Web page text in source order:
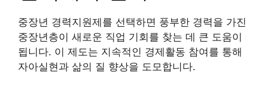
중장년 경력지원제를 선택하면 풍부한 경력을 가진
중장년층이 새로운 직업 기회를 찾는 데 큰 도움이
됩니다. 이 제도는 지속적인 경제활동 참여를 통해
자아실현과 삶의 질 향상을 도모합니다.